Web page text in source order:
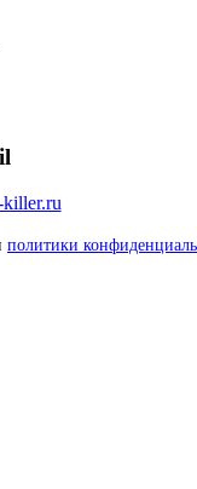
killer.ru
политики